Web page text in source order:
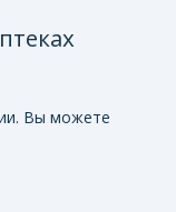
Вы можете